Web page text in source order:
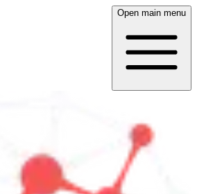
Open main menu